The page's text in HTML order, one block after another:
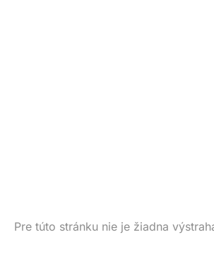
Pre túto stránku nie je žiadna